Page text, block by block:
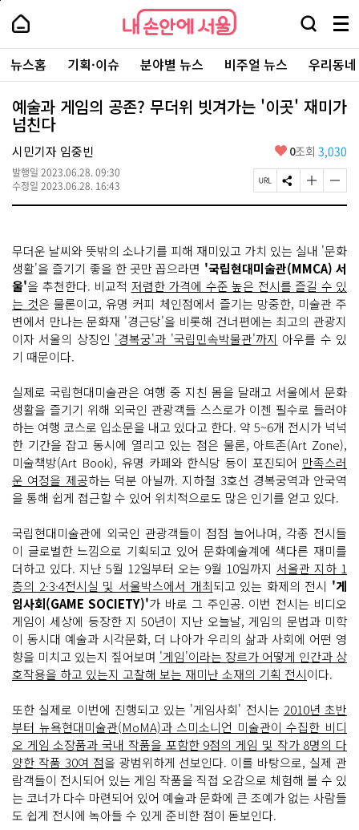
본
로
가
내
손
안
에
서
울
-
서
울
시
대
표
소
통
포
내
손
에
울
검
창
열
기
메
뉴
전
체
보
기
주
요
서
뉴스홈 기획·이슈 분야별 뉴스 비주얼 뉴스 우리동
예술과 게임의 공존? 무더위 빗겨가는 '이곳' 재미가
넘친다
시민기자 임중빈
발행일 2023.06.28. 09:30
수정일 2023.06.28. 16:43
좋
요
0조회 3,030
페
이
R
L
복
사
S
N
하
기
글
자
크
게
변
경
하
기
글
자
작
게
변
경
하
기
무더운 날씨와 뜻밖의 소나기를 피해 재미있고 가치 있는 실내 '문화
생활'을 즐기기 좋을 한 곳만 꼽으라면 '국립현대미술관(MMCA) 서
울'을 추천한다. 비교적 저렴한 가격에 수준 높은 전시를 즐길 수 있
는 것은 물론이고, 유명 커피 체인점에서 즐기는 망중한, 미술관 주
변에서 만나는 문화재 '경근당'을 비롯해 건너편에는 최고의 관광지
이자 서울의 상징인 '경복궁'과 '국립민속박물관'까지 아우를 수 있
기 때문이다.
실제로 국립현대미술관은 여행 중 지친 몸을 달래고 서울에서 문화
생활을 즐기기 위해 외국인 관광객들 스스로가 이젠 필수로 들러야
하는 여행 코스로 입소문을 내고 있다고 한다. 약 5~6개 전시가 넉넉
한 기간을 잡고 동시에 열리고 있는 점은 물론, 아트존(Art Zone),
미술책방(Art Book), 유명 카페와 한식당 등이 포진되어 만족스러
운 여정을 제공하는 덕분 아닐까. 지하철 3호선 경복궁역과 안국역
을 통해 쉽게 접근할 수 있어 위치적으로도 많은 인기를 얻고 있다.
국립현대미술관에 외국인 관광객들이 점점 늘어나며, 각종 전시들
이 글로벌한 느낌으로 기획되고 있어 문화예술계에 색다른 재미를
더하고 있다. 지난 5월 12일부터 오는 9월 10일까지 서울관 지하 1
층의 2·3·4전시실 및 서울박스에서 개최되고 있는 화제의 전시 '게
임사회(GAME SOCIETY)'가 바로 그 주인공. 이번 전시는 비디오
게임이 세상에 등장한 지 50년이 지난 오늘날, 게임의 문법과 미학
이 동시대 예술과 시각문화, 더 나아가 우리의 삶과 사회에 어떤 영
향을 미치고 있는지 짚어보며 '게임'이라는 장르가 어떻게 인간과 상
호작용을 하고 있는지 고찰해 보는 재미난 소재의 기획 전시이다.
또한 실제로 이번에 진행되고 있는 '게임사회' 전시는 2010년 초반
부터 뉴욕현대미술관(MoMA)과 스미소니언 미술관이 수집한 비디
오 게임 소장품과 국내 작품을 포함한 9점의 게임 및 작가 8명의 다
양한 작품 30여 점을 광범위하게 선보인다. 이를 바탕으로, 실제 관
람객들이 전시되어 있는 게임 작품을 직접 오감으로 체험해 볼 수 있
는 코너가 다수 마련되어 있어 예술과 문화에 큰 조예가 없는 사람들
도 쉽게 전시에 녹아들 수 있게 준비한 점이 돋보인다.
페
상
단
로